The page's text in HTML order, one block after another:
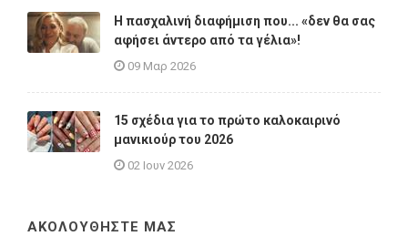
Η πασχαλινή διαφήμιση που... «δεν θα σας
αφήσει άντερο από τα γέλια»!
09 Μαρ 2026
15 σχέδια για το πρώτο καλοκαιρινό
μανικιούρ του 2026
02 Ιουν 2026
ΑΚΟΛΟΥΘΗΣΤΕ ΜΑΣ